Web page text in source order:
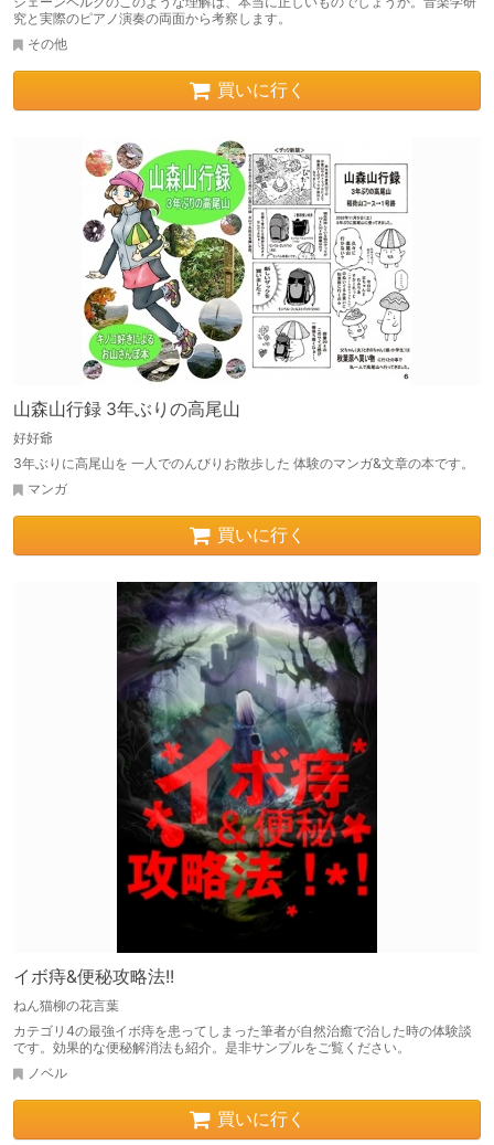
究と実際のピアノ演奏の両面から考察します。
その他
買いに行く
山森山行録 3年ぶりの高尾山
好好爺
3年ぶりに高尾山を 一人でのんびりお散歩した 体験のマンガ&文章の本です。
マンガ
買いに行く
イボ痔&便秘攻略法!!
ねん猫柳の花言葉
カテゴリ4の最強イボ痔を患ってしまった筆者が自然治癒で治した時の体験談
です。効果的な便秘解消法も紹介。是非サンプルをご覧ください。
ノベル
買いに行く